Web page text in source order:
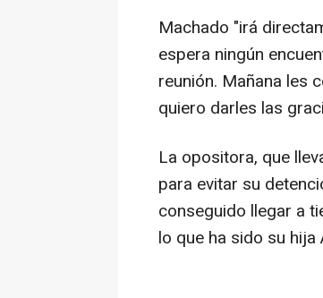
Machado "irá
espera ningún
reunión. Mañana les
quiero darles las
La opositora, que
para evitar su
conseguido llegar a
lo que ha sido su